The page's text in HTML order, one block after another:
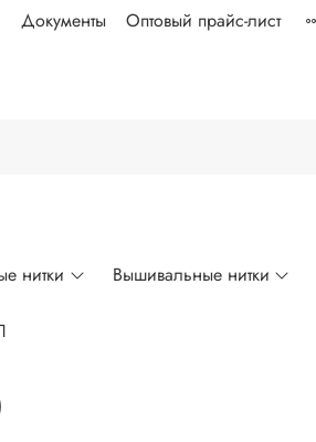
Документы Оптовый прайс-лист
нитки Вышивальные нитки